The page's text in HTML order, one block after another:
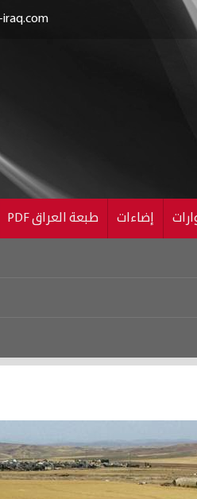
iraq.com
إضاءات طبعة العراق PDF